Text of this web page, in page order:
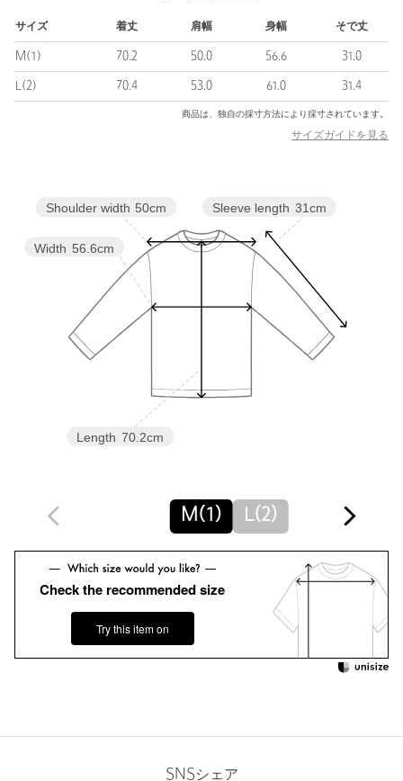
ケア方法：手洗い可
============================
＜LOEFF（ロエフ）＞
“年齢を重ねても大切にしたい日常着”
全ての服には歴史と物語があり、同様に様々な素材/縫製/加工/仕
上げにおいて先人達のたゆまぬ努力があり、今現在の私たちの身
※商品に「取り扱い上の注意書き」、「洗濯表示」がございます
場合は、使用前に必ずご確認ください。
※商品画像は、光の当たり具合やパソコンなどの閲覧環境によ
り、実際の色味と異なって見える場合がございます。あらかじめ
ご了承ください。
※商品の色味の目安は、商品単体の画像をご参照ください。
※モデル着用画像の商品はサンプルです。実際の商品と色味、仕
様、加工、サイズ、素材等が若干異なる場合がございます。
店舗へお問い合わせの際は、全国のUNITED ARROWS各店舗ま
で下記の品名/品番をお申し付けください。
商品詳細
対象商品 返品等について
裾上げについて
手洗い可
サイズ 着丈 肩幅 身幅 そで丈
M(1) 70.2 50.0 56.6 31.0
L(2) 70.4 53.0 61.0 31.4
商品は、独自の採寸方法により採寸されています。
サイズガイドを見る
Sleeve length 31cm
Length 70.2cm
Width 56.6cm
Shoulder width 50cm
M(1) L(2)
Check the recommended size
Try this item on
SNSシェア